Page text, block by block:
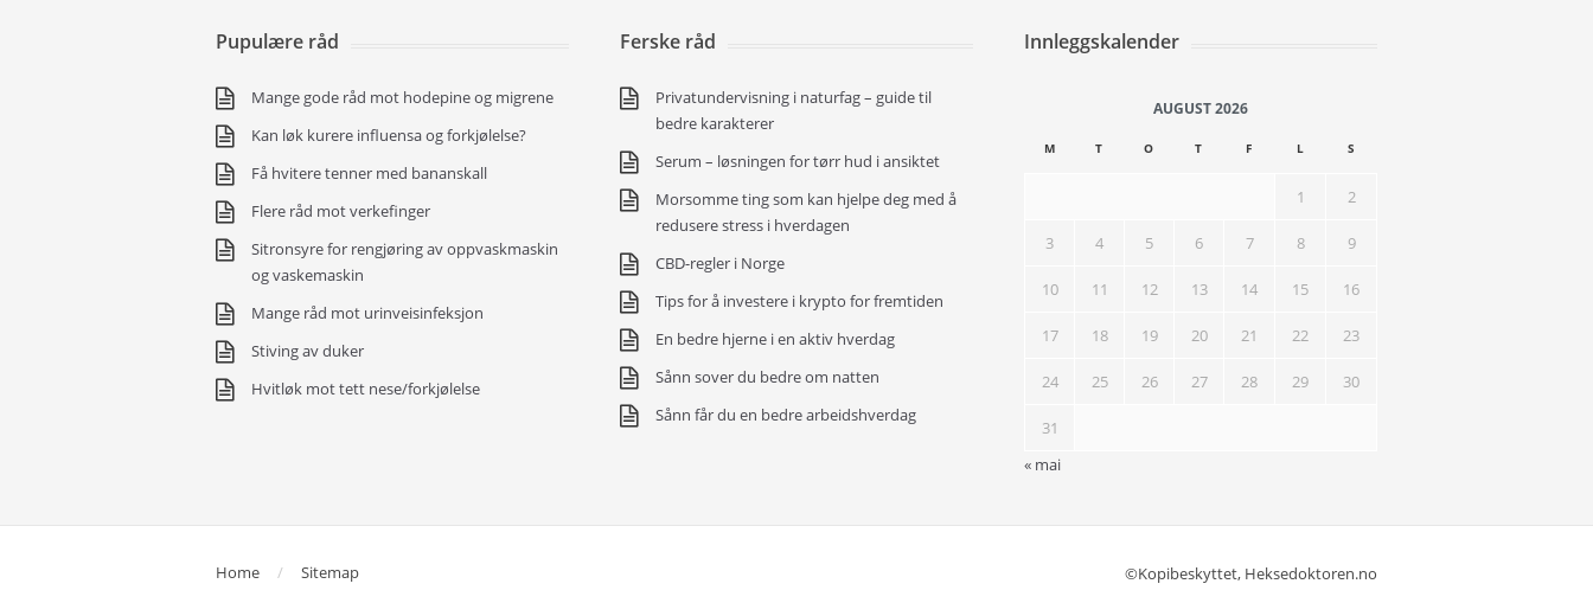
Pupulære råd
Mange gode råd mot hodepine og migrene
Kan løk kurere influensa og forkjølelse?
Få hvitere tenner med bananskall
Flere råd mot verkefinger
Sitronsyre for rengjøring av oppvaskmaskin
og vaskemaskin
Mange råd mot urinveisinfeksjon
Stiving av duker
Hvitløk mot tett nese/forkjølelse
Ferske råd
Privatundervisning i naturfag – guide til
bedre karakterer
Serum – løsningen for tørr hud i ansiktet
Morsomme ting som kan hjelpe deg med å
redusere stress i hverdagen
CBD-regler i Norge
Tips for å investere i krypto for fremtiden
En bedre hjerne i en aktiv hverdag
Sånn sover du bedre om natten
Sånn får du en bedre arbeidshverdag
Innleggskalender
AUGUST 2026
M T O T F L S
1 2
3 4 5 6 7 8 9
10 11 12 13 14 15 16
17 18 19 20 21 22 23
24 25 26 27 28 29 30
31
« mai
Home Sitemap ©Kopibeskyttet, Heksedoktoren.no